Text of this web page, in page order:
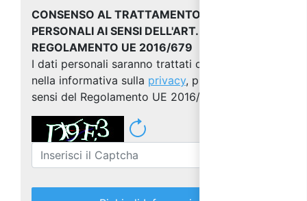
CONSENSO AL TRATTAMENTO DEI DATI
PERSONALI AI SENSI DELL'ART. 13 DEL
REGOLAMENTO UE 2016/679
I dati personali saranno trattati come indicato
nella informativa sulla privacy, predisposta ai
sensi del Regolamento UE 2016/679